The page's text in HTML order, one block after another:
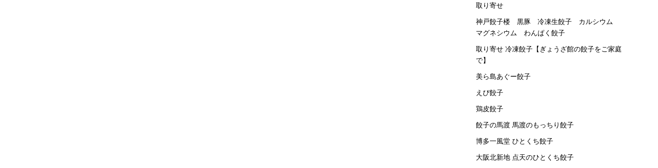
取り寄せ
神戸餃子楼 黒豚 冷凍生餃子 カルシウム
マグネシウム わんぱく餃子
取り寄せ 冷凍餃子【ぎょうざ館の餃子をご家庭
で】
美ら島あぐー餃子
えび餃子
鶏皮餃子
餃子の馬渡 馬渡のもっちり餃子
博多一風堂 ひとくち餃子
大阪北新地 点天のひとくち餃子